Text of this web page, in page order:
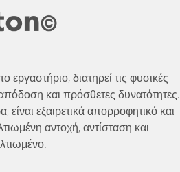
διατηρεί τις φυσικές
απόδοση και πρόσθετες δυνατότητες.
εξαιρετικά απορροφητικό και
αντοχή, αντίσταση και